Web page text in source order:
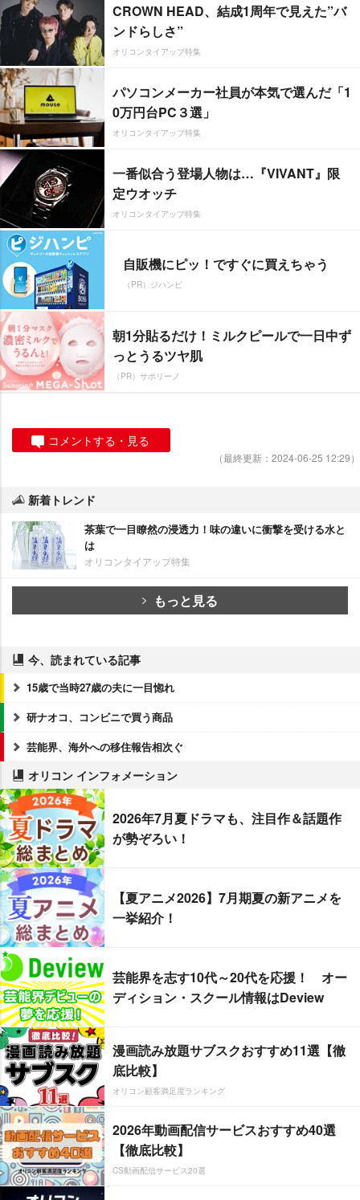
CROWN HEAD、結成1周年で見えた”バ
ンドらしさ”
オリコンタイアップ特集
パソコンメーカー社員が本気で選んだ「1
0万円台PC３選」
オリコンタイアップ特集
一番似合う登場人物は…『VIVANT』限
定ウオッチ
オリコンタイアップ特集
自販機にピッ！ですぐに買えちゃう
（PR）ジハンピ
朝1分貼るだけ！ミルクピールで一日中ず
っとうるツヤ肌
（PR）サボリーノ
コメントする・見る
（最終更新：2024-06-25 12:29）
新着トレンド
茶葉で一目瞭然の浸透力！味の違いに衝撃を受ける水と
は
オリコンタイアップ特集
もっと見る
今、読まれている記事
15歳で当時27歳の夫に一目惚れ
研ナオコ、コンビニで買う商品
芸能界、海外への移住報告相次ぐ
オリコン インフォメーション
2026年7月夏ドラマも、注目作＆話題作
が勢ぞろい！
【夏アニメ2026】7月期夏の新アニメを
一挙紹介！
芸能界を志す10代～20代を応援！ オー
ディション・スクール情報はDeview
漫画読み放題サブスクおすすめ11選【徹
底比較】
オリコン顧客満足度ランキング
2026年動画配信サービスおすすめ40選
【徹底比較】
CS動画配信サービス20選